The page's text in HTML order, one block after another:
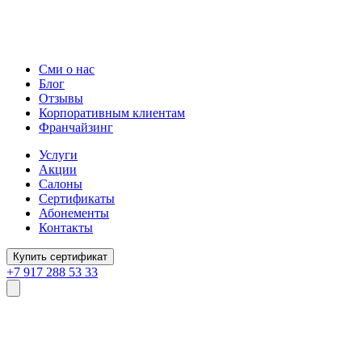
Сми о нас
Блог
Отзывы
Корпоративным клиентам
Франчайзинг
Услуги
Акции
Салоны
Сертификаты
Абонементы
Контакты
Купить сертификат
+7 917 288 53 33